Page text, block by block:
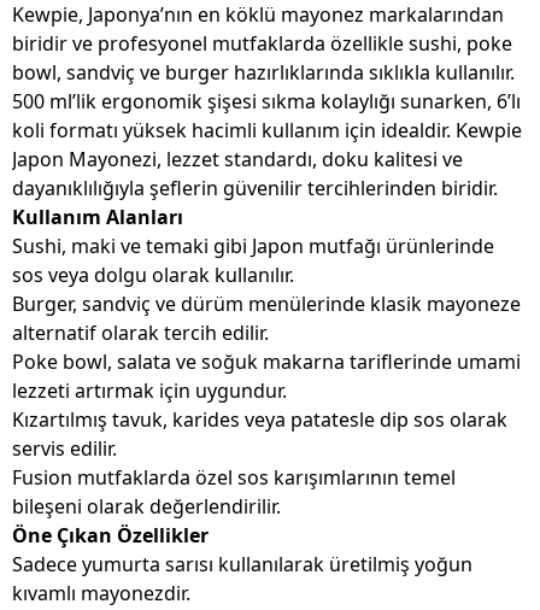
Kewpie, Japonya’nın en köklü mayonez markalarından
biridir ve profesyonel mutfaklarda özellikle sushi, poke
bowl, sandviç ve burger hazırlıklarında sıklıkla kullanılır.
500 ml’lik ergonomik şişesi sıkma kolaylığı sunarken, 6’lı
koli formatı yüksek hacimli kullanım için idealdir. Kewpie
Japon Mayonezi, lezzet standardı, doku kalitesi ve
dayanıklılığıyla şeflerin güvenilir tercihlerinden biridir.
Kullanım Alanları
Sushi, maki ve temaki gibi Japon mutfağı ürünlerinde
sos veya dolgu olarak kullanılır.
Burger, sandviç ve dürüm menülerinde klasik mayoneze
alternatif olarak tercih edilir.
Poke bowl, salata ve soğuk makarna tariflerinde umami
lezzeti artırmak için uygundur.
Kızartılmış tavuk, karides veya patatesle dip sos olarak
servis edilir.
Fusion mutfaklarda özel sos karışımlarının temel
bileşeni olarak değerlendirilir.
Öne Çıkan Özellikler
Sadece yumurta sarısı kullanılarak üretilmiş yoğun
kıvamlı mayonezdir.